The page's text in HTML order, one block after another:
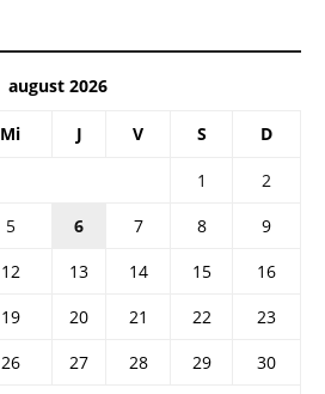
august 2026
Mi J V S D
1
2
5 6 7 8
9
12 13 14 15
16
19 20 21 22
23
26 27 28 29 30